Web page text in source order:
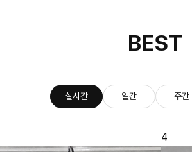
BEST
실시간 일간 주간